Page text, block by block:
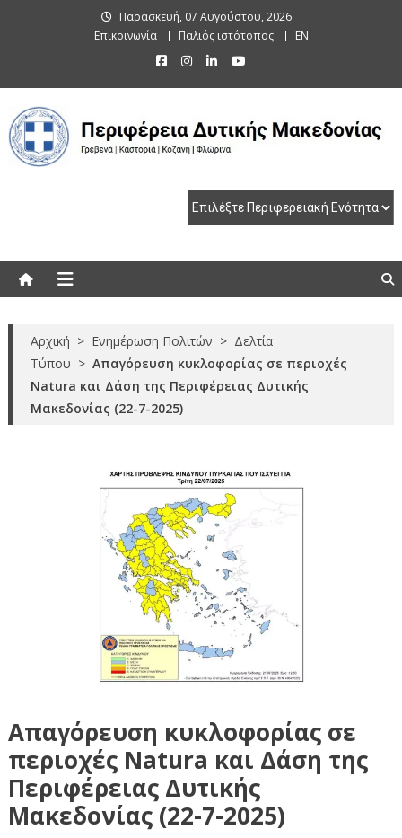
Παρασκευή, 07 Αυγούστου, 2026
Επικοινωνία
Παλιός ιστότοπος EN
Αρχική > Ενημέρωση Πολιτών > Δελτία
Τύπου > Απαγόρευση κυκλοφορίας σε περιοχές
Natura και Δάση της Περιφέρειας Δυτικής
Μακεδονίας (22-7-2025)
Απαγόρευση κυκλοφορίας σε
περιοχές Natura και Δάση της
Περιφέρειας Δυτικής
Μακεδονίας (22-7-2025)